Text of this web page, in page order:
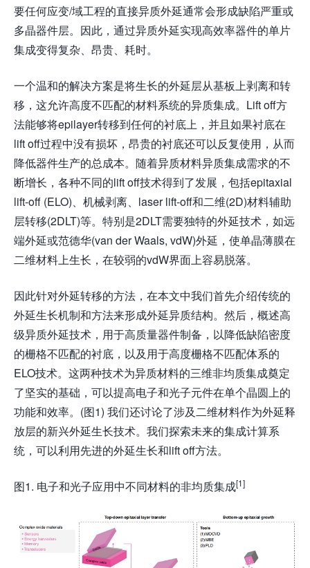
要任何应变/域工程的直接异质外延通常会形成缺陷严重或
多晶器件层。因此，通过异质外延实现高效率器件的单片
集成变得复杂、昂贵、耗时。
一个温和的解决方案是将生长的外延层从基板上剥离和转
移，这允许高度不匹配的材料系统的异质集成。Lift off方
法能够将epilayer转移到任何的衬底上，并且如果衬底在
lift off过程中没有损坏，昂贵的衬底还可以反复使用，从而
降低器件生产的总成本。随着异质材料异质集成需求的不
断增长，各种不同的lift off技术得到了发展，包括epitaxial
lift-off (ELO)、机械剥离、laser lift-off和二维(2D)材料辅助
层转移(2DLT)等。特别是2DLT需要独特的外延技术，如远
端外延或范德华(van der Waals, vdW)外延，使单晶薄膜在
二维材料上生长，在较弱的vdW界面上容易脱落。
因此针对外延转移的方法，在本文中我们首先介绍传统的
外延生长机制和方法来形成外延异质结构。然后，概述高
级异质外延技术，用于高质量器件制备，以降低缺陷密度
的栅格不匹配的衬底，以及用于高度栅格不匹配体系的
ELO技术。这两种技术为异质材料的三维非均质集成奠定
了坚实的基础，可以提高电子和光子元件在单个晶圆上的
功能和效率。(图1) 我们还讨论了涉及二维材料作为外延释
放层的新兴外延生长技术。我们探索未来的集成计算系
统，可以利用先进的外延生长和lift off方法。
图1. 电子和光子应用中不同材料的非均质集成[1]